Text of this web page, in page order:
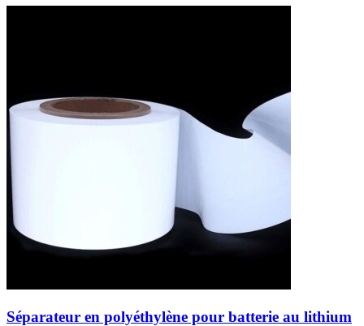
Séparateur en polyéthylène pour batterie au lithium